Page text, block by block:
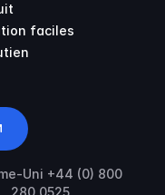
faciles
Uni +44 (0) 800
280 0525